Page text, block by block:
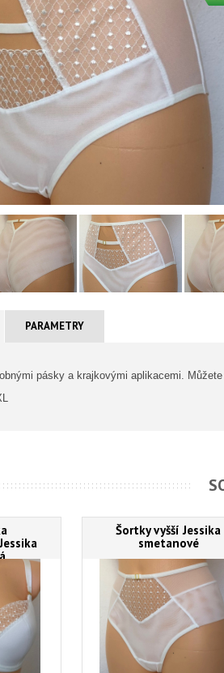
PARAMETRY
pásky a krajkovými aplikacemi.
Šortky vyšší Jessika
smetanové